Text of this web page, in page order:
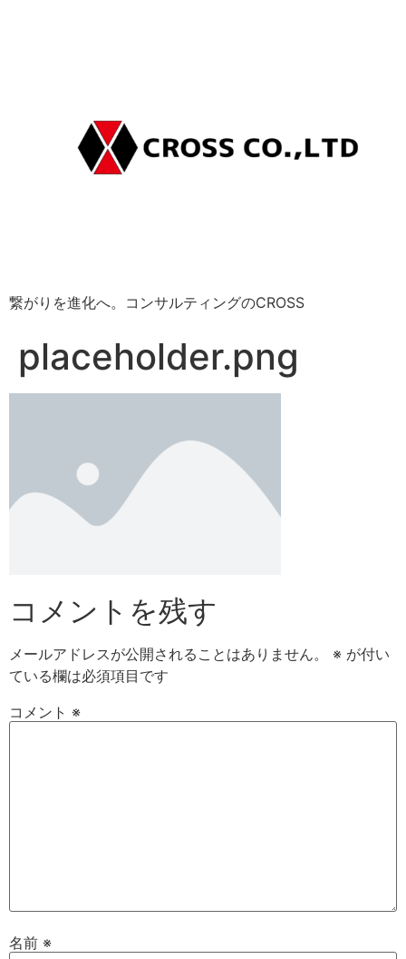
繋がりを進化へ。コンサルティングのCROSS
placeholder.png
コメントを残す
メールアドレスが公開されることはありません。 ※ が付い
ている欄は必須項目です
コメント ※
名前 ※